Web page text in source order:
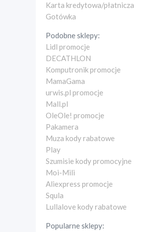
Karta kredytowa/płatnicza
Gotówka
Podobne sklepy:
Lidl promocje
DECATHLON
Komputronik promocje
MamaGama
urwis.pl promocje
Mall.pl
OleOle! promocje
Pakamera
Muza kody rabatowe
Play
Szumisie kody promocyjne
Moi-Mili
Aliexpress promocje
Squla
Lullalove kody rabatowe
Popularne sklepy: